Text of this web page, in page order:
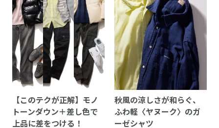
【このテクが正解】モノ
トーンダウン＋差し色で
上品に差をつける！
秋風の涼しさが和らぐ、
ふわ軽〈ヤヌーク〉のガ
ーゼシャツ